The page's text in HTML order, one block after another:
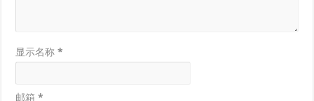
显示名称*
邮箱*